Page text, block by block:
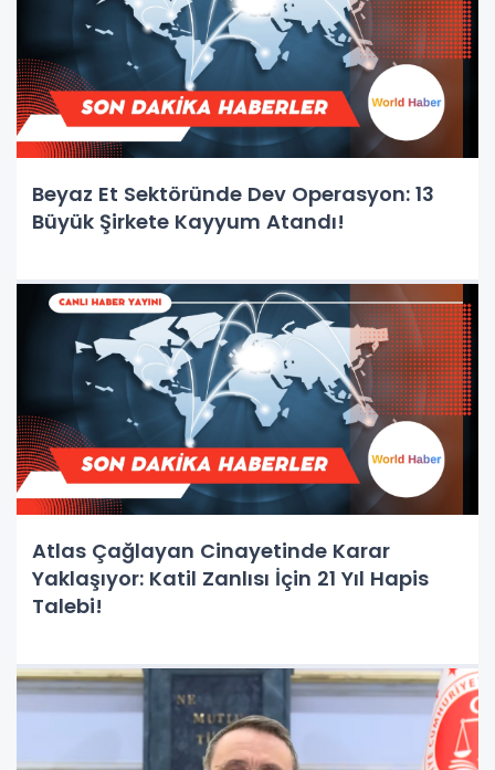
Beyaz Et Sektöründe Dev Operasyon: 13
Büyük Şirkete Kayyum Atandı!
Atlas Çağlayan Cinayetinde Karar
Yaklaşıyor: Katil Zanlısı İçin 21 Yıl Hapis
Talebi!